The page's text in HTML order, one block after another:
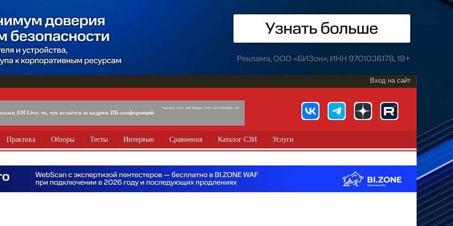
Вход на сайт
AM Live: то, что остаётся за кадром ИБ-конференций
Реклама. ООО «АМ Медиа» ОГРН 1077746725891, 18+
Практика Обзоры Тесты Интервью Сравнения Каталог СЗИ Услуги